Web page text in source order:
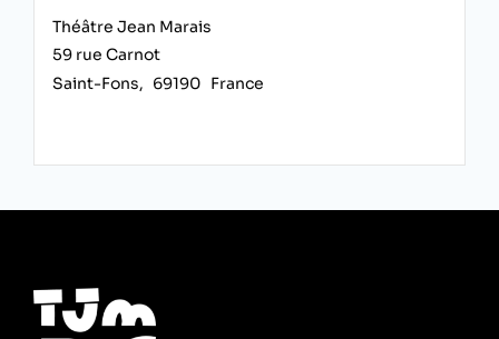
Théâtre Jean Marais
59 rue Carnot
Saint-Fons, 69190 France